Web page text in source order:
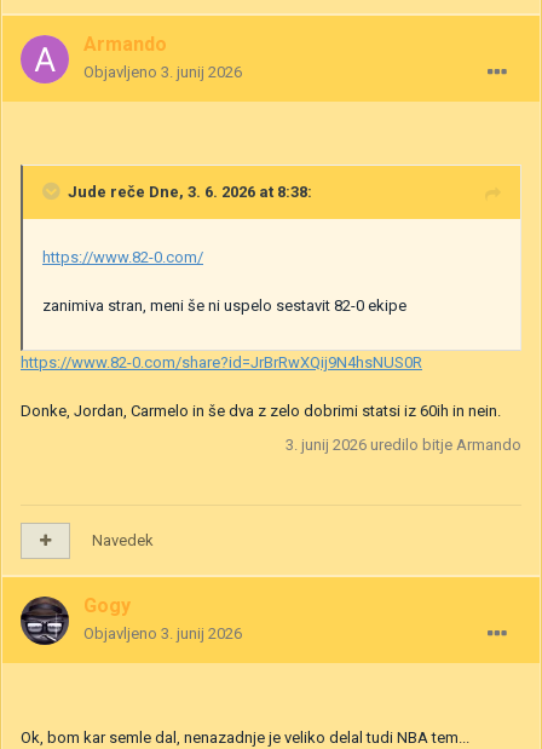
Armando
Objavljeno 3. junij 2026
Jude reče Dne, 3. 6. 2026 at 8:38:
https://www.82-0.com/
zanimiva stran, meni še ni uspelo sestavit 82-0 ekipe
https://www.82-0.com/share?id=JrBrRwXQij9N4hsNUS0R
Donke, Jordan, Carmelo in še dva z zelo dobrimi statsi iz 60ih in nein.
3. junij 2026 uredilo bitje Armando
Navedek
Gogy
Objavljeno 3. junij 2026
Ok, bom kar semle dal, nenazadnje je veliko delal tudi NBA tem...